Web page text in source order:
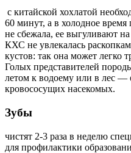
с китайской хохлатой
60 минут, а в холодное
не сбежала, ее выгуливают
КХС не увлекалась
кустов: так она может легко
Голых представителей
летом к водоему или в лес —
кровососущих насекомых.
Зубы
чистят 2-3 раза в неделю
для профилактики